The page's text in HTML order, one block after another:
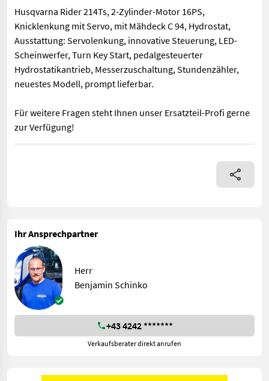
Husqvarna Rider 214Ts, 2-Zylinder-Motor 16PS,
Knicklenkung mit Servo, mit Mähdeck C 94, Hydrostat,
Ausstattung: Servolenkung, innovative Steuerung, LED-
Scheinwerfer, Turn Key Start, pedalgesteuerter
Hydrostatikantrieb, Messerzuschaltung, Stundenzähler,
neuestes Modell, prompt lieferbar.
Für weitere Fragen steht Ihnen unser Ersatzteil-Profi gerne
zur Verfügung!
Husqvarna Rider 214Ts, 2-Zylinder-Motor 16PS,
Ihr Ansprechpartner
Herr
Benjamin Schinko
+43 4242 *******
Verkaufsberater direkt anrufen